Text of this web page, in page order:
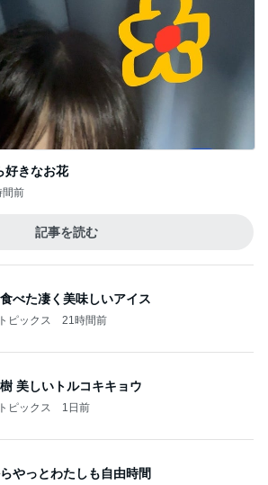
きなお花
間前
記事を読む
ピックス 21時間前
美しいトルコキキョウ
ピックス 1日前
やっとわたしも自由時間
ピックス 16時間前
ったパサパサ食感のタルト